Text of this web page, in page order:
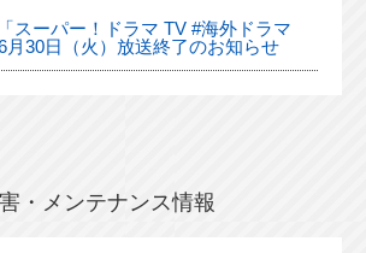
スーパー！ドラマ TV #海外ドラマ
30日（火）放送終了のお知らせ
・メンテナンス情報